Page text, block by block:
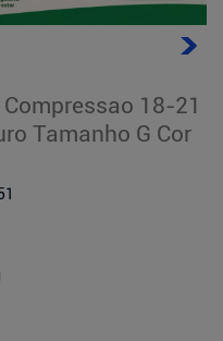
18-21
Tamanho G Cor